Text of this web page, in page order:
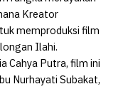
Kreator
memproduksi film
Ilahi.
Cahya Putra, film ini
Nurhayati Subakat,